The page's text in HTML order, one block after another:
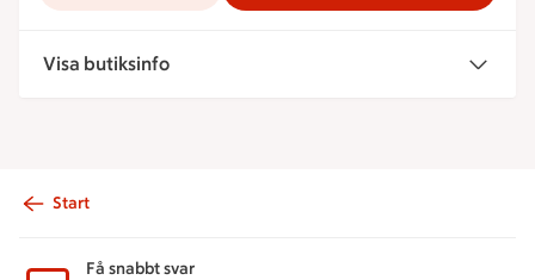
Visa butiksinfo
Start
Få snabbt svar